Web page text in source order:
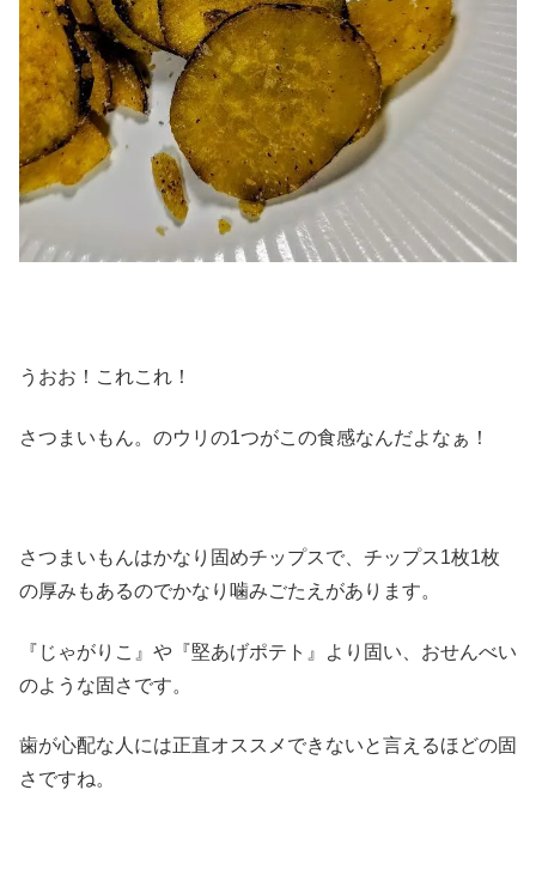
うおお！これこれ！
さつまいもん。のウリの1つがこの食感なんだよなぁ！
さつまいもんはかなり固めチップスで、チップス1枚1枚
の厚みもあるのでかなり噛みごたえがあります。
『じゃがりこ』や『堅あげポテト』より固い、おせんべい
のような固さです。
歯が心配な人には正直オススメできないと言えるほどの固
さですね。